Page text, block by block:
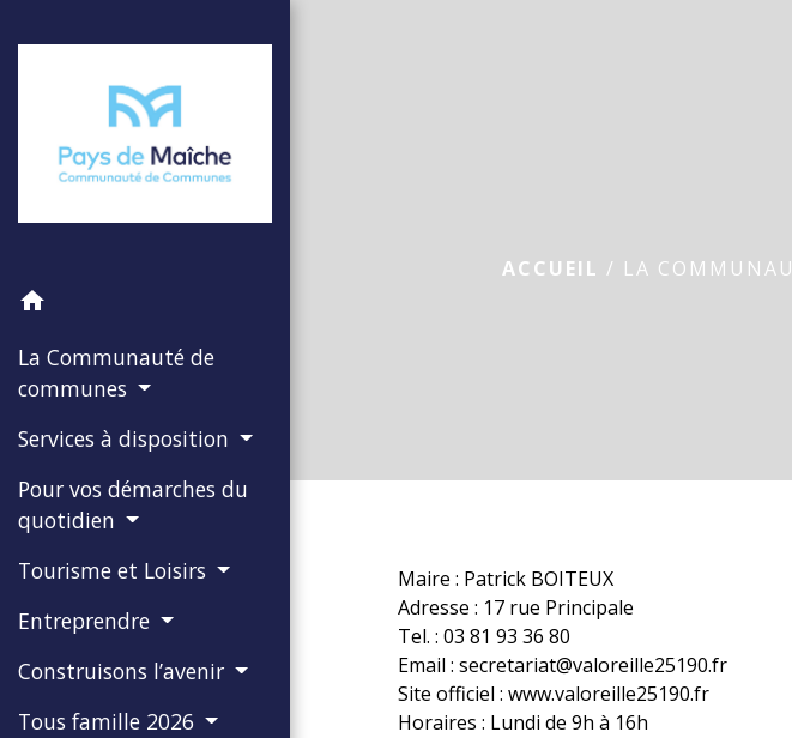
home
La Communauté de
communes
Services à disposition
Pour vos démarches du
quotidien
Tourisme et Loisirs
Entreprendre
Construisons l’avenir
Tous famille 2026
ACCUEIL / LA
Maire : Patrick BOITEUX
Adresse : 17 rue Principale
Tel. : 03 81 93 36 80
Email : secretariat@valoreille25190.fr
Site officiel : www.valoreille25190.fr
Horaires : Lundi de 9h à 16h